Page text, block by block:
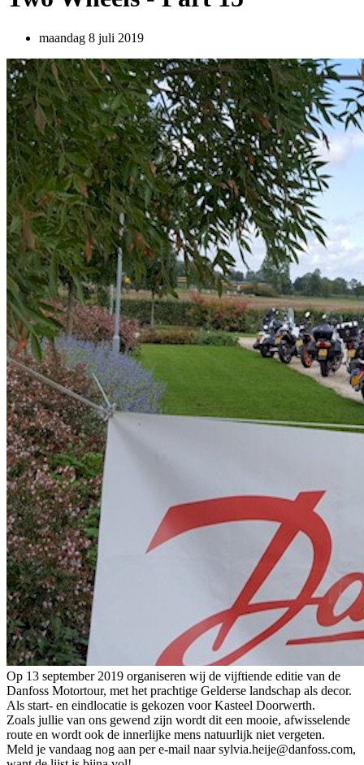
maandag 8 juli 2019
Op 13 september 2019 organiseren wij de vijftiende editie van de
Danfoss Motortour, met het prachtige Gelderse landschap als decor.
Als start- en eindlocatie is gekozen voor Kasteel Doorwerth.
Zoals jullie van ons gewend zijn wordt dit een mooie, afwisselende
route en wordt ook de innerlijke mens natuurlijk niet vergeten.
Meld je vandaag nog aan per e-mail naar sylvia.heije@danfoss.com,